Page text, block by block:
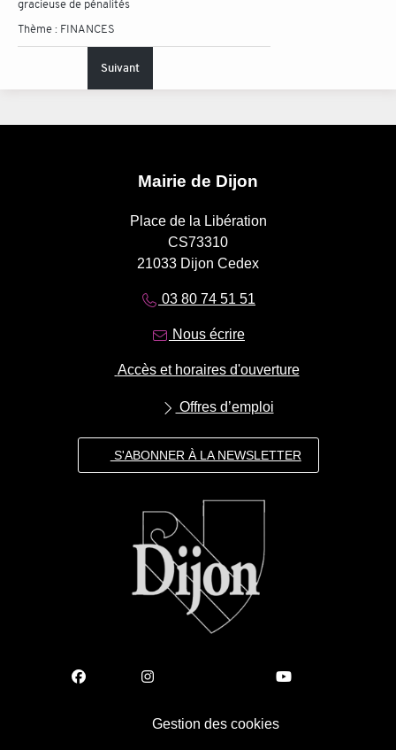
gracieuse de pénalités
Thème : FINANCES
Suivant
Mairie de Dijon
Place de la Libération
CS73310
21033 Dijon Cedex
03 80 74 51 51
Nous écrire
Accès et horaires d'ouverture
Offres d’emploi
S'ABONNER À LA NEWSLETTER
Gestion des cookies